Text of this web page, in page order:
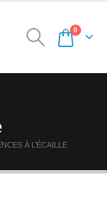
0
À L’ÉCAILLE